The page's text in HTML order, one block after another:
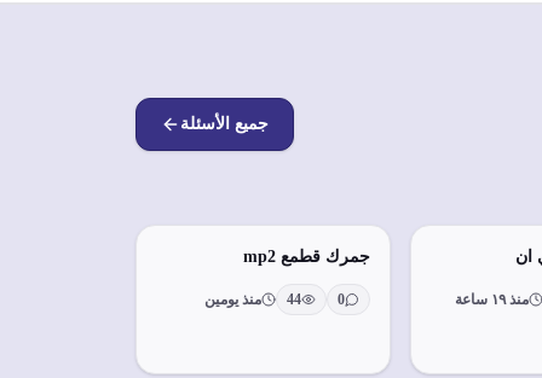
جميع الأسئلة
ان
منذ ١٩ ساعة
جمرك قطمع mp2
0
44 منذ يومين